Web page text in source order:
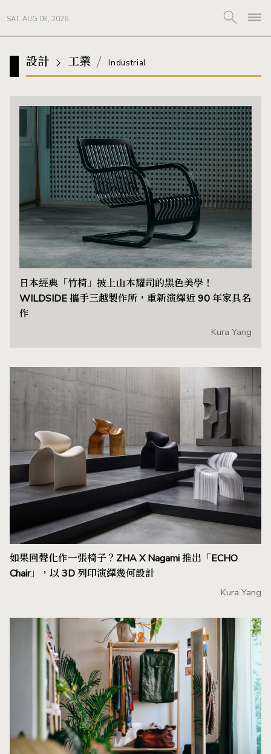
SAT. AUG 08, 2026
設計 工業 Industrial
日本經典「竹椅」披上山本耀司的黑色美學！
WILDSIDE 攜手三越製作所，重新演繹近 90 年家具名
作
Kura Yang
如果回聲化作一張椅子？ZHA X Nagami 推出「ECHO
Chair」，以 3D 列印演繹幾何設計
Kura Yang